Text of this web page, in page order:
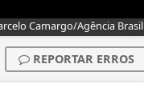
Camargo/Agência Brasil
REPORTAR ERROS